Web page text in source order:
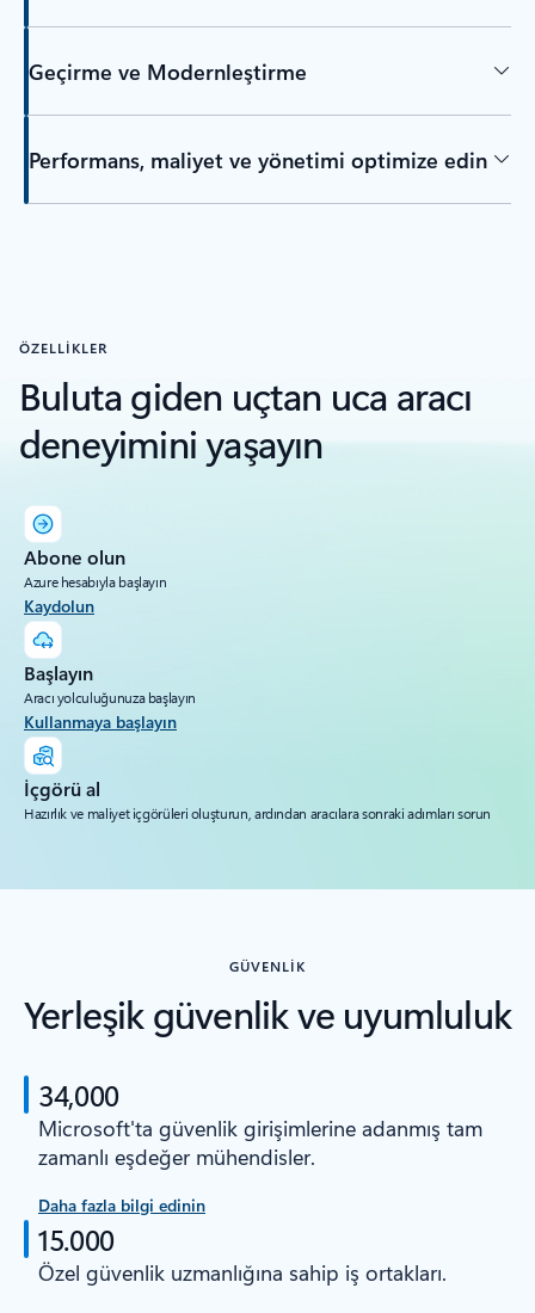
Geçirme ve Modernleştirme
Performans, maliyet ve yönetimi optimize edin
ÖZELLİKLER
Buluta giden uçtan uca aracı
deneyimini yaşayın
Abone olun
Azure hesabıyla başlayın
Kaydolun
Başlayın
Aracı yolculuğunuza başlayın
Kullanmaya başlayın
İçgörü al
Hazırlık ve maliyet içgörüleri oluşturun, ardından aracılara sonraki adımları sorun
GÜVENLIK
Yerleşik güvenlik ve uyumluluk
34,000
Microsoft'ta güvenlik girişimlerine adanmış tam
zamanlı eşdeğer mühendisler.
Daha fazla bilgi edinin
15.000
Özel güvenlik uzmanlığına sahip iş ortakları.